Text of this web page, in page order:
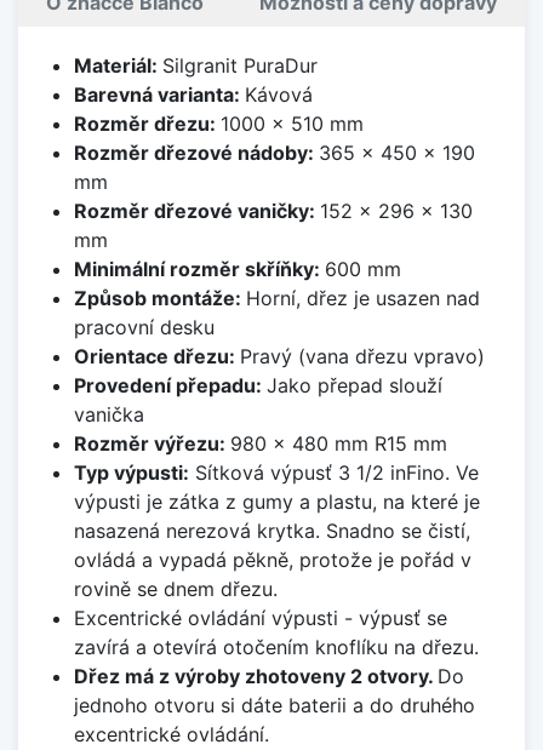
Materiál: Silgranit PuraDur
Barevná varianta: Kávová
Rozměr dřezu: 1000 x 510 mm
Rozměr dřezové nádoby: 365 x 450 x 190
mm
Rozměr dřezové vaničky: 152 x 296 x 130
mm
Minimální rozměr skříňky: 600 mm
Způsob montáže: Horní, dřez je usazen nad
pracovní desku
Orientace dřezu: Pravý (vana dřezu vpravo)
Provedení přepadu: Jako přepad slouží
vanička
Rozměr výřezu: 980 x 480 mm R15 mm
Typ výpusti: Sítková výpusť 3 1/2 inFino. Ve
výpusti je zátka z gumy a plastu, na které je
nasazená nerezová krytka. Snadno se čistí,
ovládá a vypadá pěkně, protože je pořád v
rovině se dnem dřezu.
Excentrické ovládání výpusti - výpusť se
zavírá a otevírá otočením knoflíku na dřezu.
Dřez má z výroby zhotoveny 2 otvory. Do
jednoho otvoru si dáte baterii a do druhého
excentrické ovládání.